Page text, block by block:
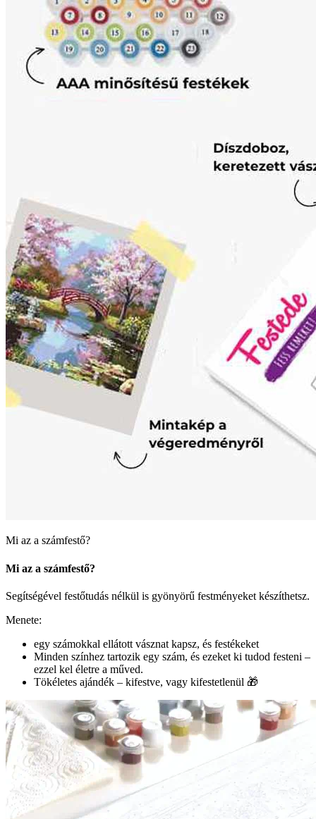
Mi az a számfestő?
Mi az a számfestő?
Segítségével festőtudás nélkül is gyönyörű festményeket készíthetsz.
Menete:
egy számokkal ellátott vásznat kapsz, és festékeket
Minden színhez tartozik egy szám, és ezeket ki tudod festeni –
ezzel kel életre a műved.
Tökéletes ajándék – kifestve, vagy kifestetlenül 🎁